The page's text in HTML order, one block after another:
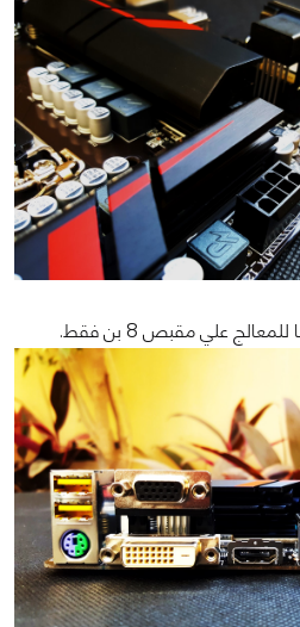
علي مقبص 8 بن فقط.